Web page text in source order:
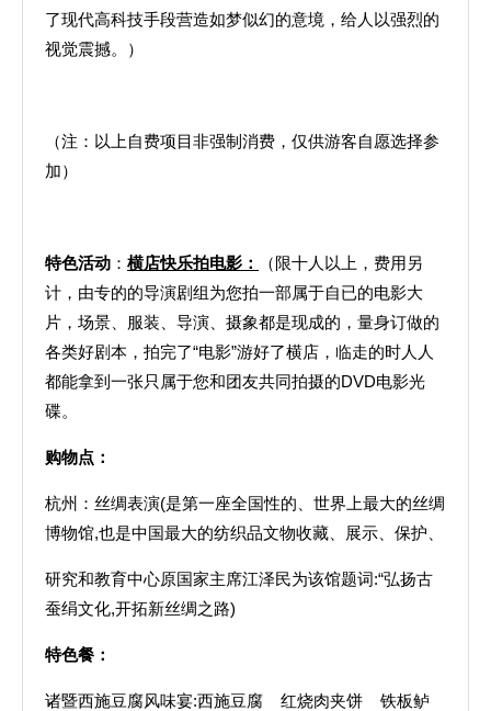
了现代高科技手段营造如梦似幻的意境，给人以强烈的
视觉震撼。）
（注：以上自费项目非强制消费，仅供游客自愿选择参
加）
特色活动 ： 横店快乐拍电影：
（限十人以上，费用另
计，由专的的导演剧组为您拍一部属于自已的电影大
片，场景、服装、导演、摄象都是现成的，量身订做的
各类好剧本，拍完了“电影”游好了横店，临走的时人人
都能拿到一张只属于您和团友共同拍摄的DVD电影光
碟。
购物点：
杭州：丝绸表演(是第一座全国性的、世界上最大的丝绸
博物馆,也是中国最大的纺织品文物收藏、展示、保护、
研究和教育中心原国家主席江泽民为该馆题词:“弘扬古
蚕绢文化,开拓新丝绸之路)
特色餐：
诸暨西施豆腐风味宴:西施豆腐 红烧肉夹饼 铁板鲈